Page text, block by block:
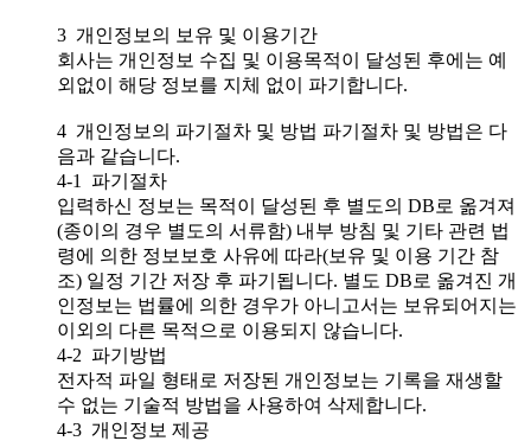
3 개인정보의 보유 및 이용기간
회사는 개인정보 수집 및 이용목적이 달성된 후에는 예
외없이 해당 정보를 지체 없이 파기합니다.
4 개인정보의 파기절차 및 방법 파기절차 및 방법은 다
음과 같습니다.
4-1 파기절차
입력하신 정보는 목적이 달성된 후 별도의 DB로 옮겨져
(종이의 경우 별도의 서류함) 내부 방침 및 기타 관련 법
령에 의한 정보보호 사유에 따라(보유 및 이용 기간 참
조) 일정 기간 저장 후 파기됩니다. 별도 DB로 옮겨진 개
인정보는 법률에 의한 경우가 아니고서는 보유되어지는
이외의 다른 목적으로 이용되지 않습니다.
4-2 파기방법
전자적 파일 형태로 저장된 개인정보는 기록을 재생할
수 없는 기술적 방법을 사용하여 삭제합니다.
4-3 개인정보 제공